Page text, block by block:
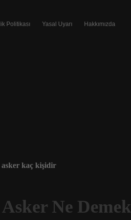
Politikası Yasal Uyarı Hakkımızda
kaç kişidir
Ne Demek